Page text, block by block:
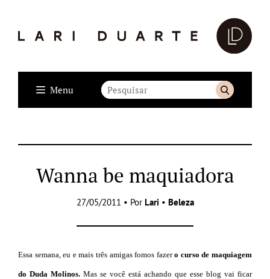
Menu
Wanna be maquiadora
27/05/2011 • Por Lari • Beleza
Essa semana, eu e mais três amigas fomos fazero curso de maquiagem
do Duda Molinos. Mas se você está achando que esse blog vai ficar